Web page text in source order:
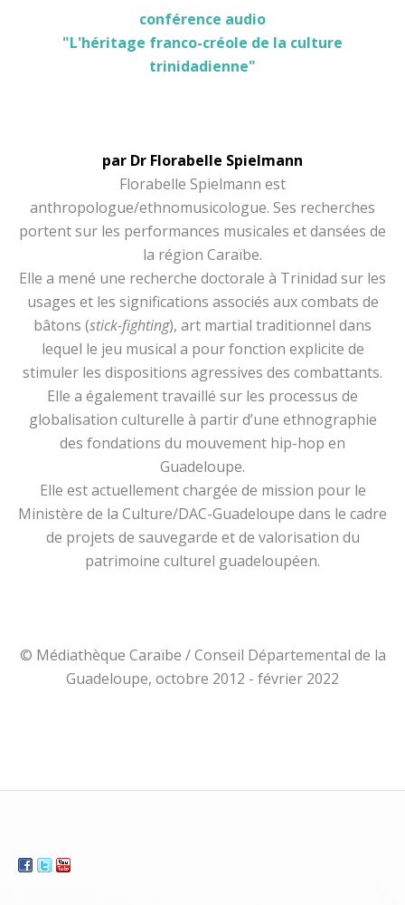
conférence audio
"L'héritage franco-créole de la culture
trinidadienne"
par Dr Florabelle Spielmann
Florabelle Spielmann est
anthropologue/ethnomusicologue. Ses recherches
portent sur les performances musicales et dansées de
la région Caraïbe.
Elle a mené une recherche doctorale à Trinidad sur les
usages et les significations associés aux combats de
bâtons (stick-fighting), art martial traditionnel dans
lequel le jeu musical a pour fonction explicite de
stimuler les dispositions agressives des combattants.
Elle a également travaillé sur les processus de
globalisation culturelle à partir d’une ethnographie
des fondations du mouvement hip-hop en
Guadeloupe.
Elle est actuellement chargée de mission pour le
Ministère de la Culture/DAC-Guadeloupe dans le cadre
de projets de sauvegarde et de valorisation du
patrimoine culturel guadeloupéen.
© Médiathèque Caraïbe / Conseil Départemental de la
Guadeloupe, octobre 2012 - février 2022